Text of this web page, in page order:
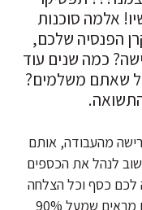
אלמה סוכנות
הפנסיה שלכם,
כמה שנים עוד
שאתם משלמים?
מהעבודה, אותם
לנהל את הכספים
לכם כסף וכל הצלחה
מגדילה את החיסכון שלכם! מחקרים מראים שמעל 90%